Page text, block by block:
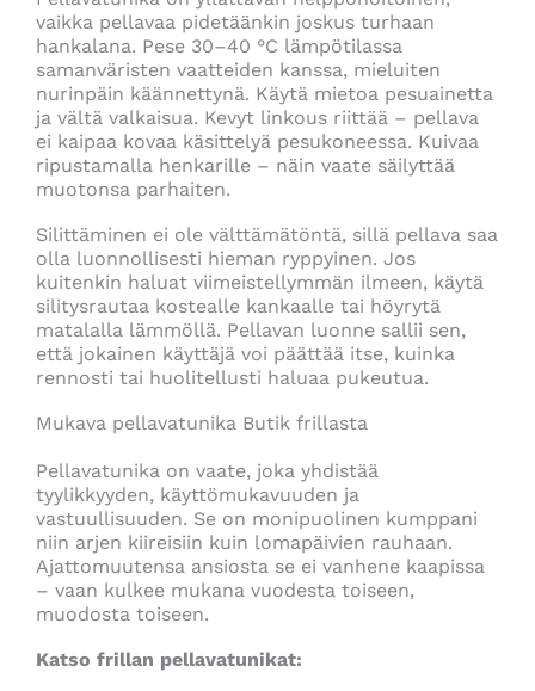
vaikka pellavaa pidetäänkin joskus turhaan
hankalana. Pese 30–40 °C lämpötilassa
samanväristen vaatteiden kanssa, mieluiten
nurinpäin käännettynä. Käytä mietoa pesuainetta
ja vältä valkaisua. Kevyt linkous riittää – pellava
ei kaipaa kovaa käsittelyä pesukoneessa. Kuivaa
ripustamalla henkarille – näin vaate säilyttää
muotonsa parhaiten.
Silittäminen ei ole välttämätöntä, sillä pellava saa
olla luonnollisesti hieman ryppyinen. Jos
kuitenkin haluat viimeistellymmän ilmeen, käytä
silitysrautaa kostealle kankaalle tai höyrytä
matalalla lämmöllä. Pellavan luonne sallii sen,
että jokainen käyttäjä voi päättää itse, kuinka
rennosti tai huolitellusti haluaa pukeutua.
Mukava pellavatunika Butik frillasta
Pellavatunika on vaate, joka yhdistää
tyylikkyyden, käyttömukavuuden ja
vastuullisuuden. Se on monipuolinen kumppani
niin arjen kiireisiin kuin lomapäivien rauhaan.
Ajattomuutensa ansiosta se ei vanhene kaapissa
– vaan kulkee mukana vuodesta toiseen,
muodosta toiseen.
Katso frillan pellavatunikat: